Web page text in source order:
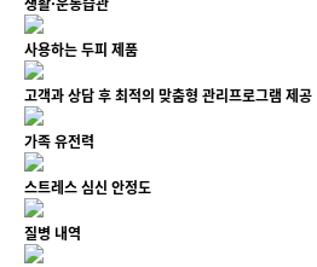
사용하는 두피 제품
고객과 상담 후 최적의 맞춤형 관리프로그램 제공
가족 유전력
스트레스 심신 안정도
질병 내역